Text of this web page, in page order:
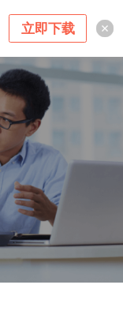
立即下载